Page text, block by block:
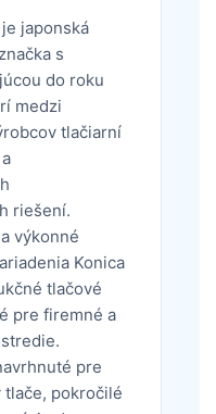
japonská
s
do roku
medzi
tlačiarní
riešení.
výkonné
Konica
tlačové
pre firemné a
pre
pokročilé